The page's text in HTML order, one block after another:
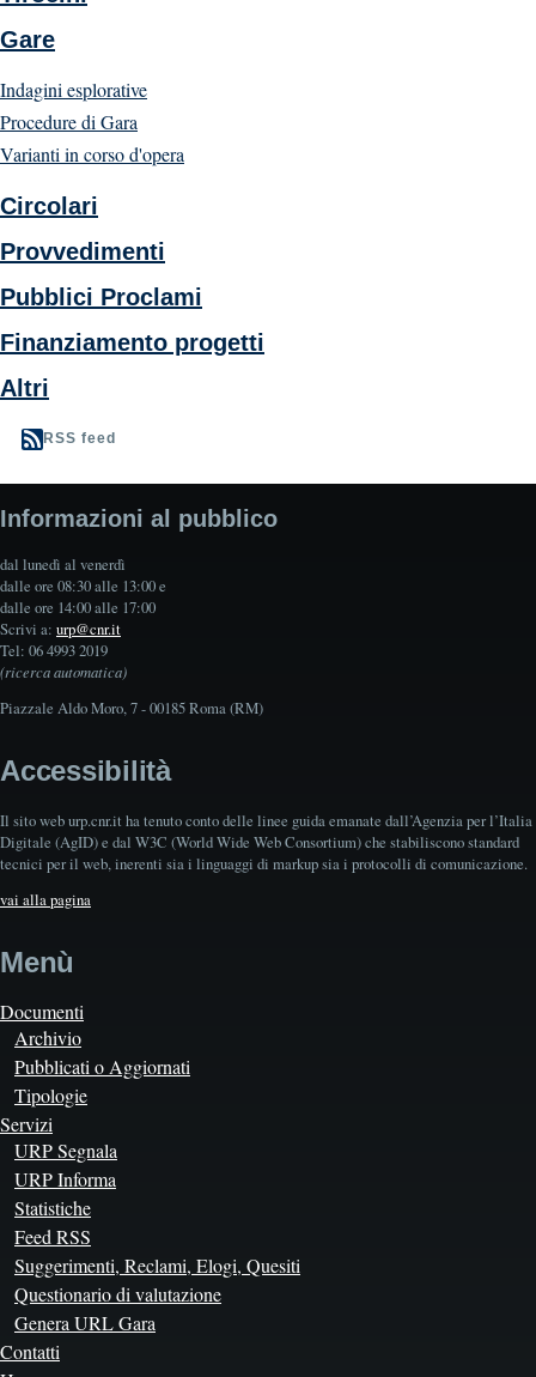
Gare
Indagini esplorative
Procedure di Gara
Varianti in corso d'opera
Circolari
Provvedimenti
Pubblici Proclami
Finanziamento progetti
Altri
RSS feed
Informazioni al pubblico
dal lunedì al venerdì
dalle ore 08:30 alle 13:00 e
dalle ore 14:00 alle 17:00
Scrivi a: urp@cnr.it
Tel: 06 4993 2019
(ricerca automatica)
Piazzale Aldo Moro, 7 - 00185 Roma (RM)
Accessibilità
Il sito web urp.cnr.it ha tenuto conto delle linee guida emanate dall’Agenzia per l’Italia
Digitale (AgID) e dal W3C (World Wide Web Consortium) che stabiliscono standard
tecnici per il web, inerenti sia i linguaggi di markup sia i protocolli di comunicazione.
vai alla pagina
Menù
Documenti
Archivio
Pubblicati o Aggiornati
Tipologie
Servizi
URP Segnala
URP Informa
Statistiche
Feed RSS
Suggerimenti, Reclami, Elogi, Quesiti
Questionario di valutazione
Genera URL Gara
Contatti